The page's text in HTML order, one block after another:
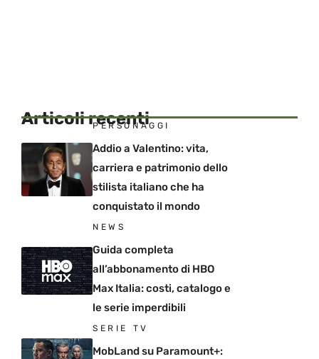
Articoli recenti
PERSONAGGI
Addio a Valentino: vita,
carriera e patrimonio dello
stilista italiano che ha
conquistato il mondo
NEWS
Guida completa
all’abbonamento di HBO
Max Italia: costi, catalogo e
le serie imperdibili
SERIE TV
MobLand su Paramount+: